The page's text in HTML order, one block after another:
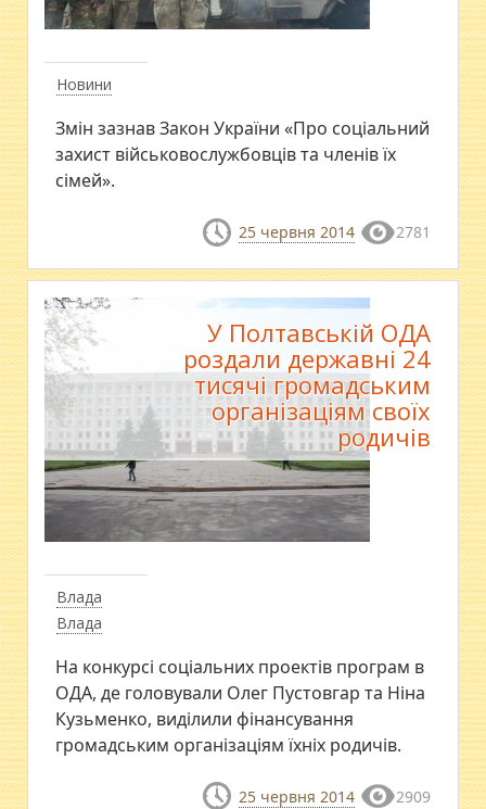
Новини
Змін зазнав Закон України «Про соціальний
захист військовослужбовців та членів їх
сімей».
25 червня 2014 2781
Влада
Влада
У Полтавській ОДА
роздали державні 24
тисячі громадським
організаціям своїх
родичів
На конкурсі соціальних проектів програм в
ОДА, де головували Олег Пустовгар та Ніна
Кузьменко, виділили фінансування
громадським організаціям їхніх родичів.
25 червня 2014 2909